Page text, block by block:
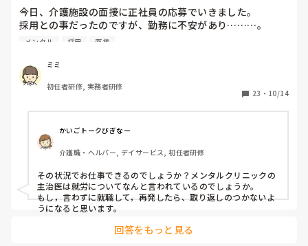
したが今は回復し、仕事に励みたいと伝えてみるのもいいのか
なと思います。またカイゴジョブなどだとやめた理由について
も伝えておけばそこも含めて事業所の方にこういう方ですと、
伝えて下さりますので面接で伝えやすくなるかもしれません。
今日、介護施設の面接に正社員の応募でいきました。
採用との事だったのですが、勤務に不安があり………。
・現在メンタル的に精神科に通い始めた。(面接
時に対応した方には話さなかった)
・集中力散漫
・仕事が覚えられない
・心身がだるい。腹痛と吐き気が続いている。
・判断力がなくなった。
・頭がぼーっとする？ふわふわ？している感じが常にするよ
うになりました。
２０日にもう一度病院に行く予定です。
上記の理由から、内定先にも迷惑をかけると思いますので、
メンタル 採用 面接
ミミ
初任者研修, 実務者研修
23 ・ 10/14
かいごトークびぎなー
介護職・ヘルパー, デイサービス, 初任者研修
その状況でお仕事できるのでしょうか？メンタルクリニックの
主治医は就労についてなんと言われているのでしょうか。
もし，言わずに就職して，再発したら、取り返しのつかないよ
うになると思います。
回答をもっと見る